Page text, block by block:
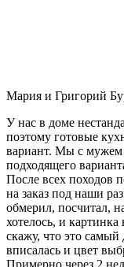
Мария и Григорий
У нас в доме
поэтому готовые
вариант. Мы с
подходящего
После всех походов
на заказ под наши
обмерил, посчитал,
хотелось, и
скажу, что это
вписалась и цвет
Примерно через 2